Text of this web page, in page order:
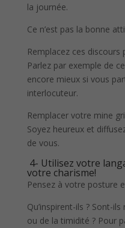
la journée.
Ce n’est pas la bonne
Remplacez ces discours
Parlez par exemple de
encore mieux si vous
interlocuteur.
Remplacer votre mine
Soyez heureux et
de vous.
4- Utilisez votre
votre charisme!
Pensez à votre posture
Qu’inspirent-ils ? Sont-
ou de la timidité ? Pour